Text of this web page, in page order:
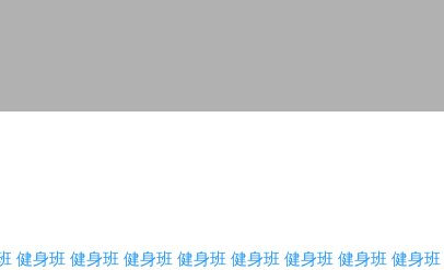
健身班 健身班 健身班 健身班 健身班 健身班 健身班 健身班